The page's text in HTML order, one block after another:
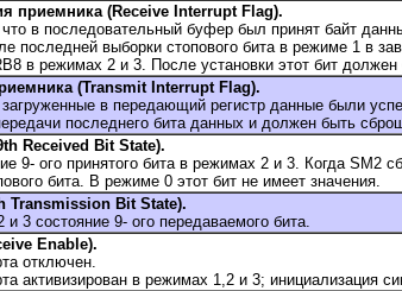
приемника (Receive Interrupt Flag).
что в последовательный буфер был принят байт
последней выборки стопового бита в режиме 1 в
в режимах 2 и 3. После установки этот бит
(Transmit Interrupt Flag).
загруженные в передающий регистр данные были
последнего бита данных и должен быть
Received Bit State).
9- ого принятого бита в режимах 2 и 3. Когда SM2
бита. В режиме 0 этот бит не имеет значения.
Transmission Bit State).
3 состояние 9- ого передаваемого бита.
Enable).
отключен.
активизирован в режимах 1,2 и 3; инициализация